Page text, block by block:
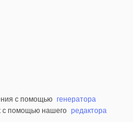
с помощью генератора
с помощью нашего редактора